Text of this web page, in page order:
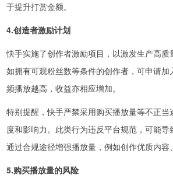
于提升打赏金额。
4.创造者激励计划
快手实施了创作者激励项目，以激发生产高质
如拥有可观粉丝数等条件的创作者，可申请
频播放越高，收益亦相应增加。
特别提醒，快手严禁采用购买播放量等不正
度和影响力。此类行为违反平台规范，可能
通过合规途径增强播放量，例如创作优质内容
5.购买播放量的风险